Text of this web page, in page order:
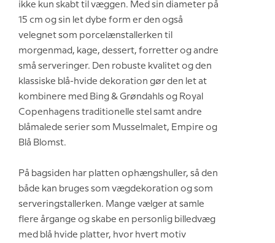
ikke kun skabt til væggen. Med sin diameter på
15 cm og sin let dybe form er den også
velegnet som porcelænstallerken til
morgenmad, kage, dessert, forretter og andre
små serveringer. Den robuste kvalitet og den
klassiske blå-hvide dekoration gør den let at
kombinere med Bing & Grøndahls og Royal
Copenhagens traditionelle stel samt andre
blåmalede serier som Musselmalet, Empire og
Blå Blomst.
På bagsiden har platten ophængshuller, så den
både kan bruges som vægdekoration og som
serveringstallerken. Mange vælger at samle
flere årgange og skabe en personlig billedvæg
med blå hvide platter, hvor hvert motiv